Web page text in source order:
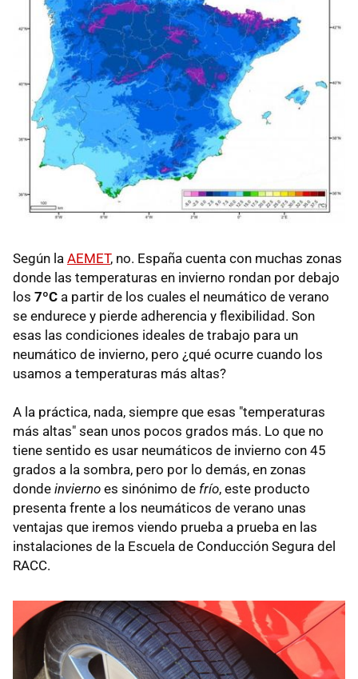
Según la AEMET, no. España cuenta con muchas zonas
donde las temperaturas en invierno rondan por debajo
los 7ºC a partir de los cuales el neumático de verano
se endurece y pierde adherencia y flexibilidad. Son
esas las condiciones ideales de trabajo para un
neumático de invierno, pero ¿qué ocurre cuando los
usamos a temperaturas más altas?
A la práctica, nada, siempre que esas "temperaturas
más altas" sean unos pocos grados más. Lo que no
tiene sentido es usar neumáticos de invierno con 45
grados a la sombra, pero por lo demás, en zonas
donde invierno es sinónimo de frío, este producto
presenta frente a los neumáticos de verano unas
ventajas que iremos viendo prueba a prueba en las
instalaciones de la Escuela de Conducción Segura del
RACC.